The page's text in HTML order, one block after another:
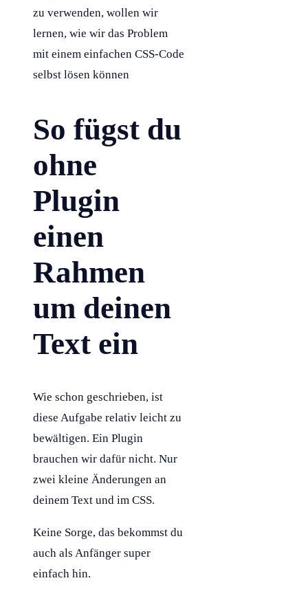
zu verwenden, wollen wir
lernen, wie wir das Problem
mit einem einfachen CSS-Code
selbst lösen können
So fügst du
ohne
Plugin
einen
Rahmen
um deinen
Text ein
Wie schon geschrieben, ist
diese Aufgabe relativ leicht zu
bewältigen. Ein Plugin
brauchen wir dafür nicht. Nur
zwei kleine Änderungen an
deinem Text und im CSS.
Keine Sorge, das bekommst du
auch als Anfänger super
einfach hin.